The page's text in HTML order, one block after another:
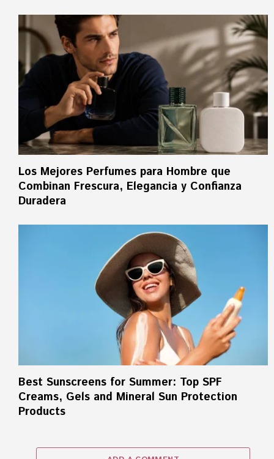
Los Mejores Perfumes para Hombre que
Combinan Frescura, Elegancia y Confianza
Duradera
Best Sunscreens for Summer: Top SPF
Creams, Gels and Mineral Sun Protection
Products